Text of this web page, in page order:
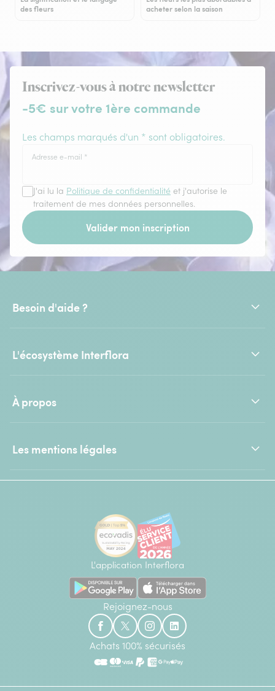
des fleurs
acheter selon la saison
Inscrivez-vous à notre newsletter
-5€ sur votre 1ère commande
Les champs marqués d'un * sont obligatoires.
Adresse e-mail *
J'ai lu la Politique de confidentialité et j'autorise le
traitement de mes données personnelles.
Valider mon inscription
Besoin d'aide ?
L'écosystème Interflora
À propos
Les mentions légales
L'application Interflora
Rejoignez-nous
Achats 100% sécurisés